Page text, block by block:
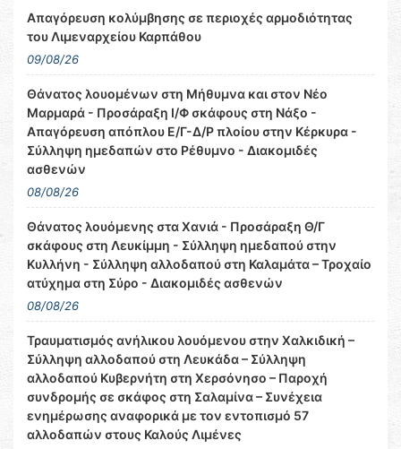
Απαγόρευση κολύμβησης σε περιοχές αρμοδιότητας
του Λιμεναρχείου Καρπάθου
09/08/26
Θάνατος λουομένων στη Μήθυμνα και στον Νέο
Μαρμαρά - Προσάραξη Ι/Φ σκάφους στη Νάξο -
Απαγόρευση απόπλου Ε/Γ-Δ/Ρ πλοίου στην Κέρκυρα -
Σύλληψη ημεδαπών στο Ρέθυμνο - Διακομιδές
ασθενών
08/08/26
Θάνατος λουόμενης στα Χανιά - Προσάραξη Θ/Γ
σκάφους στη Λευκίμμη - Σύλληψη ημεδαπού στην
Κυλλήνη - Σύλληψη αλλοδαπού στη Καλαμάτα – Τροχαίο
ατύχημα στη Σύρο - Διακομιδές ασθενών
08/08/26
Τραυματισμός ανήλικου λουόμενου στην Χαλκιδική –
Σύλληψη αλλοδαπού στη Λευκάδα – Σύλληψη
αλλοδαπού Κυβερνήτη στη Χερσόνησο – Παροχή
συνδρομής σε σκάφος στη Σαλαμίνα – Συνέχεια
ενημέρωσης αναφορικά με τον εντοπισμό 57
αλλοδαπών στους Καλούς Λιμένες